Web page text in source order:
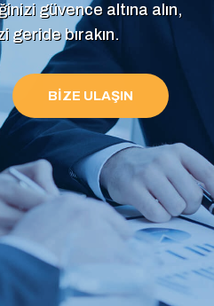
korumak için doğru sigorta
burada!
güvence altına alın,
geride bırakın.
BIZE ULAŞIN